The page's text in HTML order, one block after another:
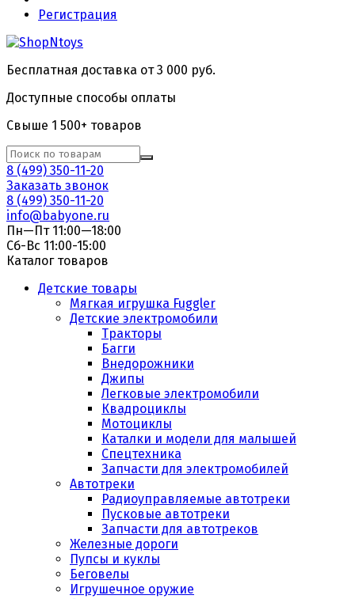
Регистрация
Бесплатная доставка от 3 000 руб.
Доступные способы оплаты
Свыше 1 500+ товаров
8 (499) 350-11-20
Заказать звонок
8 (499) 350-11-20
info@babyone.ru
Пн—Пт 11:00—18:00
Сб-Вс 11:00-15:00
Каталог товаров
Детские товары
Мягкая игрушка Fuggler
Детские электромобили
Тракторы
Багги
Внедорожники
Джипы
Легковые электромобили
Квадроциклы
Мотоциклы
Каталки и модели для малышей
Спецтехника
Запчасти для электромобилей
Автотреки
Радиоуправляемые автотреки
Пусковые автотреки
Запчасти для автотреков
Железные дороги
Пупсы и куклы
Беговелы
Игрушечное оружие